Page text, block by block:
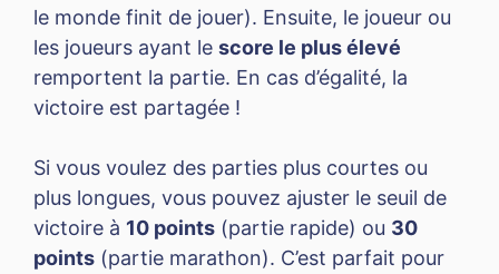
le monde finit de jouer). Ensuite, le joueur ou
les joueurs ayant le score le plus élevé
remportent la partie. En cas d’égalité, la
victoire est partagée !
Si vous voulez des parties plus courtes ou
plus longues, vous pouvez ajuster le seuil de
victoire à 10 points (partie rapide) ou 30
points (partie marathon). C’est parfait pour